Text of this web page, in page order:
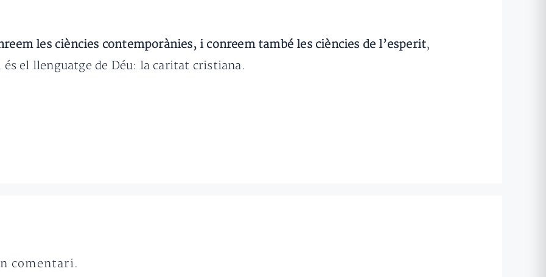
les ciències contemporànies, i conreem també les ciències de l’esperit,
el llenguatge de Déu: la caritat cristiana.
comentari.